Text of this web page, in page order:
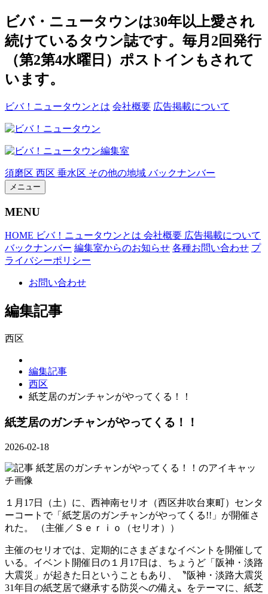
ビバ・ニュータウンは30年以上愛され
続けているタウン誌です。毎月2回発行
（第2第4水曜日）ポストインもされて
います。
ビバ！ニュータウンとは 会社概要 広告掲載について
須磨区 西区 垂水区 その他の地域 バックナンバー
メニュー
MENU
HOME ビバ！ニュータウンとは 会社概要 広告掲載について
バックナンバー 編集室からのお知らせ 各種お問い合わせ プ
ライバシーポリシー
お問い合わせ
編集記事
西区
編集記事
西区
紙芝居のガンチャンがやってくる！！
紙芝居のガンチャンがやってくる！！
2026-02-18
１月17日（土）に、西神南セリオ（西区井吹台東町）センタ
ーコートで「紙芝居のガンチャンがやってくる!!」が開催さ
れた。 （主催／Ｓｅｒｉｏ（セリオ））
主催のセリオでは、定期的にさまざまなイベントを開催して
いる。イベント開催日の１月17日は、ちょうど「阪神・淡路
大震災」が起きた日ということもあり、〝阪神・淡路大震災
31年目の紙芝居で継承する防災への備え〟をテーマに、紙芝